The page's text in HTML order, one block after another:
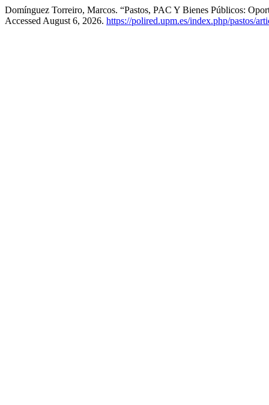
Domínguez Torreiro, Marcos. “Pastos, PAC Y Bienes Públicos:
Accessed August 6, 2026. https://polired.upm.es/index.php/pastos/